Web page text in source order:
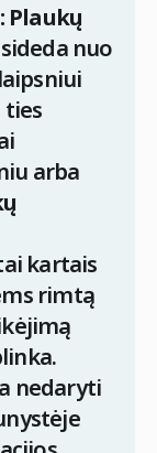
Plaukų
nuo
ties
arba
kartais
rimtą
nedaryti